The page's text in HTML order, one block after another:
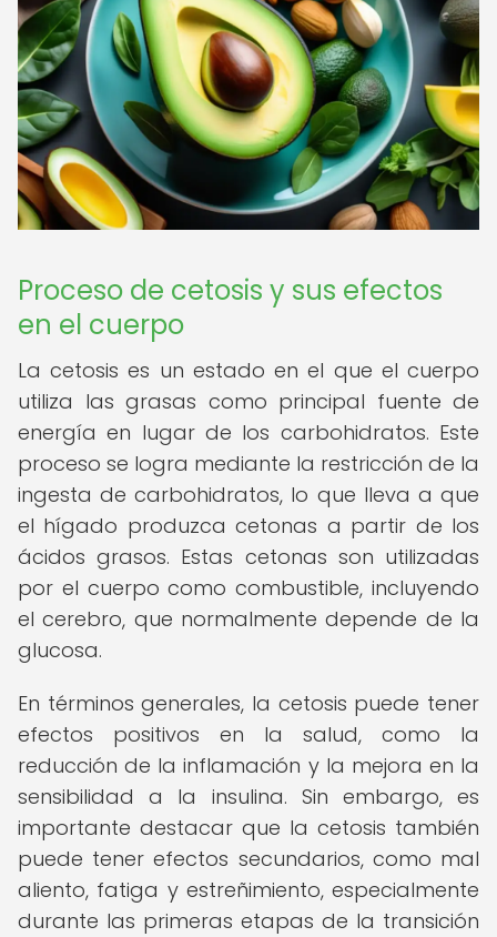
Proceso de cetosis y sus efectos
en el cuerpo
La cetosis es un estado en el que el cuerpo
utiliza las grasas como principal fuente de
energía en lugar de los carbohidratos. Este
proceso se logra mediante la restricción de la
ingesta de carbohidratos, lo que lleva a que
el hígado produzca cetonas a partir de los
ácidos grasos. Estas cetonas son utilizadas
por el cuerpo como combustible, incluyendo
el cerebro, que normalmente depende de la
glucosa.
En términos generales, la cetosis puede tener
efectos positivos en la salud, como la
reducción de la inflamación y la mejora en la
sensibilidad a la insulina. Sin embargo, es
importante destacar que la cetosis también
puede tener efectos secundarios, como mal
aliento, fatiga y estreñimiento, especialmente
durante las primeras etapas de la transición